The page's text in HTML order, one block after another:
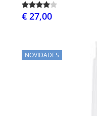
€ 27,00
NOVIDADES